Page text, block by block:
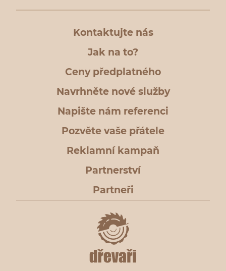
Kontaktujte nás
Jak na to?
Ceny předplatného
Navrhněte nové služby
Napište nám referenci
Pozvěte vaše přátele
Reklamní kampaň
Partnerství
Partneři